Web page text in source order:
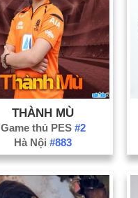
THÀNH MÙ
Game thủ PES #2
Hà Nội#883